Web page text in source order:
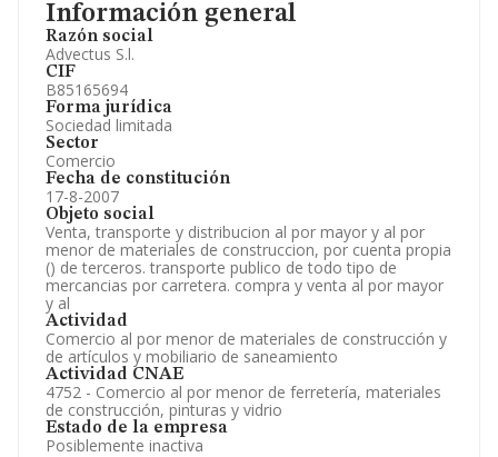
Información general
Razón social
Advectus S.l.
CIF
B85165694
Forma jurídica
Sociedad limitada
Sector
Comercio
Fecha de constitución
17-8-2007
Objeto social
Venta, transporte y distribucion al por mayor y al por
menor de materiales de construccion, por cuenta propia
() de terceros. transporte publico de todo tipo de
mercancias por carretera. compra y venta al por mayor
y al
Actividad
Comercio al por menor de materiales de construcción y
de artículos y mobiliario de saneamiento
Actividad CNAE
4752 - Comercio al por menor de ferretería, materiales
de construcción, pinturas y vidrio
Estado de la empresa
Posiblemente inactiva